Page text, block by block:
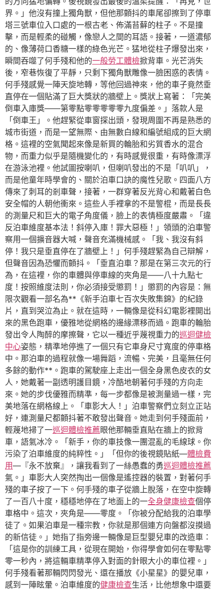
界。」他沒有撞上獨角獸，但他那顫抖的車尾卻擦到了停車
塔三號車位入口處的一根古老、佈滿苔蘚的柱子。不是撞
擊，而是輕柔的碰觸，像戀人之間的耳語。接著，一道濃郁
的、像薄荷口香糖一樣的綠色光芒。猛地從柱子爆發出來，
瞬間吞噬了何手殘和他的一般勞工體檢掀背車。光芒消失
後，窄巷恢復了平靜，只剩下獨角獸雕像一臉困惑的表情。
何手殘感覺一陣天旋地轉，等他回過神來，他的車子竟然垂
直停在一個貼滿了巨大獎狀的牆壁上。獎狀上寫著：「完美
倒車入庫獎——第零點零零零零零九度偏差。」落款人是
「倒車王」。他趕緊從車窗探出頭，發現周圍不再是熟悉的
城市街道，而是一望無際、由無數白線和編號組成的巨大網
格。這裡的空氣聞起來像是新買的輪胎和劣質香水的混合
物，而重力似乎是隨機變化的，有時感覺很重，有時像漂浮
在游泳池裡。他試圖按喇叭，但喇叭發出的不是「叭叭」，
而是他童年時學會的、關於泊車口訣的魔性兒歌。四面八方
傳來了刺耳的剎車聲，接著，一群穿著反光背心和戴著白色
安全帽的人朝他衝來。這些人手裡拿的不是警棍，而是長長
的測量尺和巨大的電子角度儀，臉上的表情極度嚴肅。「違
反泊車維度基本法！斜停入庫！罪大惡極！」領頭的泊車警
察用一個擴音器大喊，聲音充滿機械感。「我、我沒有斜
停！我只是垂直停在了牆壁上！」何手殘趕緊為自己辯解，
但聲音因為恐懼而顫抖。「垂直泊車？那是在第三次元的行
為，在這裡，你的車體與停車線的夾角是——八十九點七
度！按照維度法則，你必須接受懲罰！」懲罰的內容是：無
限次觀看一部名為**《新手泊車七百次失敗集錦》的紀錄
片，直到哭泣為止。就在這時，一輛像是從科幻電影裡開出
來的黑色跑車，優雅地從網格的邊緣漂移而過。跑車的輪胎
發出令人陶醉的摩擦聲，它以一種近乎蔑視重力的巡迴健檢
中心姿態，精準地停進了一個只有它車身尺寸寬度的停車格
中。那泊車的過程就像一場舞蹈，流暢、完美，且毫無任何
多餘的動作**。跑車的駕駛座上走出一個全身黑色皮衣的女
人，她戴著一副透明護目鏡，冷酷地朝著何手殘的方向走
來。她的步伐優雅而精準，每一步都像是被測量過一樣，完
美地落在網格線上。「車影大人！」泊車警察們立刻立正站
好，連測量尺都顫抖著不敢發出聲音。她走到何手殘面前，
輕蔑地掃了一巡迴體檢推薦眼他那輛垂直貼在牆上的掀背
車，語氣冰冷。「新手，你的車技像一團混亂的毛線球。你
污染了泊車維度的純粹性。」「但你的後視鏡貼紙—體檢費
用—『永不放棄』，讓我看到了一絲愚蠢的勇巡迴體檢推薦
氣。」車影大人突然掏出一個像是遙控器的裝置，對著何手
殘的車子按了一下。何手殘的車子從牆上脫落，在空中旋轉
了一百八十度，穩穩地停在了地面上的一全身健康檢查個停
車格中。這次，夾角是——零度。「你被分配給我的泊車學
徒了。如果泊車是一種宗教，你就是那個連方向盤都沒摸過
的新信徒。」她指了指旁邊一輛像是巨型嬰兒車的改造車：
「這是你的訓練工具，從現在開始，你得學會如何在零點零
零一秒內，將這輛車精準停入對面的針眼大小的車位裡。」
何手殘看著那輛閃閃發光、還在播放《小星星》的嬰兒車，
感到一陣眩暈。泊車維度的健康檢查生活，比他想象中還要